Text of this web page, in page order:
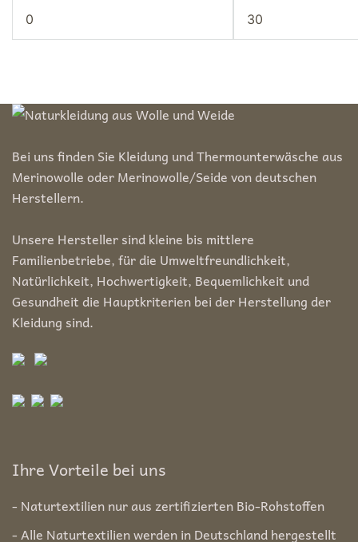
Min.
Preis
Max.
Preis
Bei uns finden Sie Kleidung und Thermounterwäsche aus
Merinowolle oder Merinowolle/Seide von deutschen
Herstellern.
Unsere Hersteller sind kleine bis mittlere
Familienbetriebe, für die Umweltfreundlichkeit,
Natürlichkeit, Hochwertigkeit, Bequemlichkeit und
Gesundheit die Hauptkriterien bei der Herstellung der
Kleidung sind.
Ihre Vorteile bei uns
- Naturtextilien nur aus zertifizierten Bio-Rohstoffen
- Alle Naturtextilien werden in Deutschland hergestellt